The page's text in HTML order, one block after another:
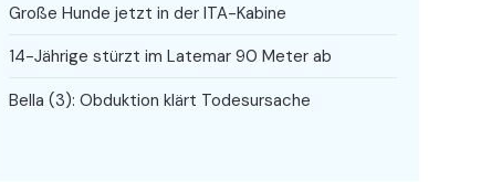
Große Hunde jetzt in der ITA-Kabine
14-Jährige stürzt im Latemar 90 Meter ab
Bella (3): Obduktion klärt Todesursache